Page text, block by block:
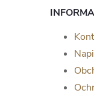
pro štěstí,
ZOBRAZIT